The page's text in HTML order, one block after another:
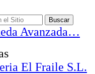
Avanzada…
El Fraile S.L.